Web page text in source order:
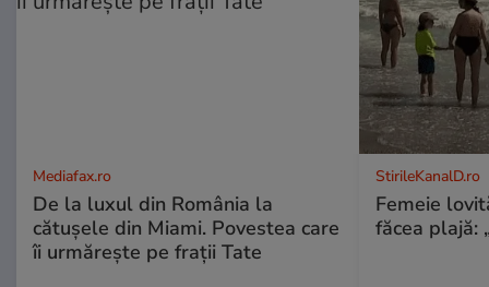
Mediafax.ro
De la luxul din România la
cătușele din Miami. Povestea care
îi urmărește pe frații Tate
StirileKanalD.ro
Femeie
făcea plajă: